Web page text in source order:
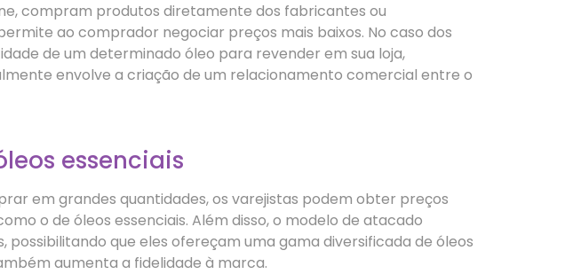
compram produtos diretamente dos fabricantes ou
ao comprador negociar preços mais baixos. No caso dos
de um determinado óleo para revender em sua loja,
envolve a criação de um relacionamento comercial entre o
essenciais
em grandes quantidades, os varejistas podem obter preços
o de óleos essenciais. Além disso, o modelo de atacado
que eles ofereçam uma gama diversificada de óleos
aumenta a fidelidade à marca.